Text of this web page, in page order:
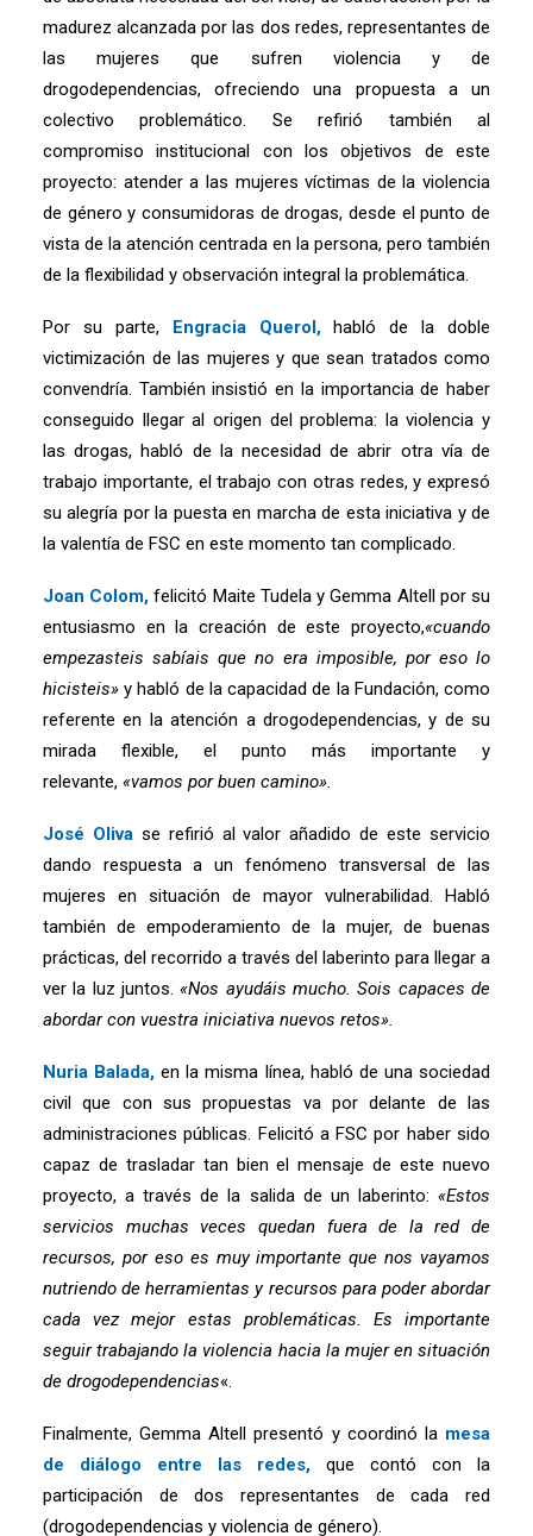
madurez alcanzada por las dos redes, representantes de
las mujeres que sufren violencia y de
drogodependencias, ofreciendo una propuesta a un
colectivo problemático. Se refirió también al
compromiso institucional con los objetivos de este
proyecto: atender a las mujeres víctimas de la violencia
de género y consumidoras de drogas, desde el punto de
vista de la atención centrada en la persona, pero también
de la flexibilidad y observación integral la problemática.
Por su parte, Engracia Querol,habló de la doble
victimización de las mujeres y que sean tratados como
convendría. También insistió en la importancia de haber
conseguido llegar al origen del problema: la violencia y
las drogas, habló de la necesidad de abrir otra vía de
trabajo importante, el trabajo con otras redes, y expresó
su alegría por la puesta en marcha de esta iniciativa y de
la valentía de FSC en este momento tan complicado.
Joan Colom, felicitó Maite Tudela y Gemma Altell por su
entusiasmo en la creación de este proyecto,«cuando
empezasteis sabíais que no era imposible, por eso lo
hicisteis» y habló de la capacidad de la Fundación, como
referente en la atención a drogodependencias, y de su
mirada flexible, el punto más importante y
relevante, «vamos por buen camino».
José Olivase refirió al valor añadido de este servicio
dando respuesta a un fenómeno transversal de las
mujeres en situación de mayor vulnerabilidad. Habló
también de empoderamiento de la mujer, de buenas
prácticas, del recorrido a través del laberinto para llegar a
ver la luz juntos.«Nos ayudáis mucho. Sois capaces de
abordar con vuestra iniciativa nuevos retos».
Nuria Balada, en la misma línea, habló de una sociedad
civil que con sus propuestas va por delante de las
administraciones públicas. Felicitó a FSC por haber sido
capaz de trasladar tan bien el mensaje de este nuevo
proyecto, a través de la salida de un laberinto: «Estos
servicios muchas veces quedan fuera de la red de
recursos, por eso es muy importante que nos vayamos
nutriendo de herramientas y recursos para poder abordar
cada vez mejor estas problemáticas. Es importante
seguir trabajando la violencia hacia la mujer en situación
de drogodependencias«.
Finalmente, Gemma Altell presentó y coordinó la mesa
de diálogo entre las redes, que contó con la
participación de dos representantes de cada red
(drogodependencias y violencia de género).